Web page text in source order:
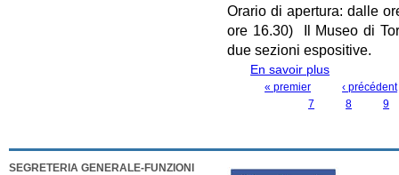
Orario di apertura: dalle
ore 16.30) Il Museo di
due sezioni espositive.
En savoir plus
« premier
‹ précédent
7
8 9
SEGRETERIA GENERALE-FUNZIONI